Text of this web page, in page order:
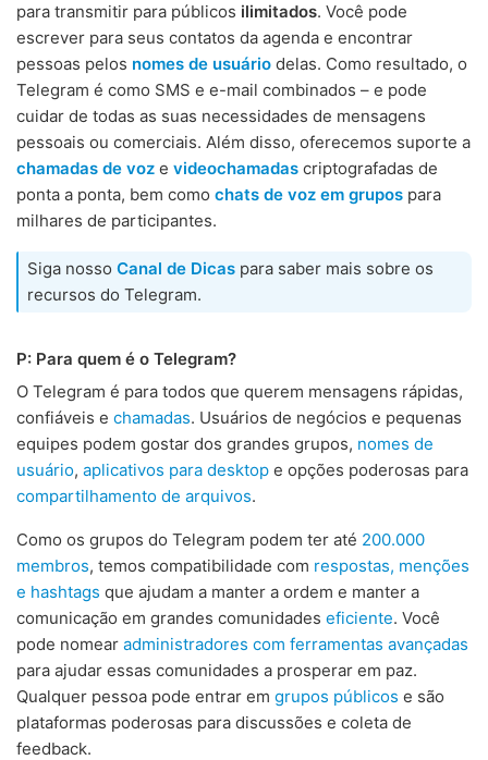
para transmitir para públicos ilimitados. Você pode
escrever para seus contatos da agenda e encontrar
pessoas pelos nomes de usuário delas. Como resultado, o
Telegram é como SMS e e-mail combinados – e pode
cuidar de todas as suas necessidades de mensagens
pessoais ou comerciais. Além disso, oferecemos suporte a
chamadas de voz e videochamadas criptografadas de
ponta a ponta, bem como chats de voz em grupos para
milhares de participantes.
Siga nosso Canal de Dicas para saber mais sobre os
recursos do Telegram.
P: Para quem é o Telegram?
O Telegram é para todos que querem mensagens rápidas,
confiáveis e chamadas. Usuários de negócios e pequenas
equipes podem gostar dos grandes grupos, nomes de
usuário, aplicativos para desktop e opções poderosas para
compartilhamento de arquivos.
Como os grupos do Telegram podem ter até 200.000
membros, temos compatibilidade com respostas, menções
e hashtags que ajudam a manter a ordem e manter a
comunicação em grandes comunidades eficiente. Você
pode nomear administradores com ferramentas avançadas
para ajudar essas comunidades a prosperar em paz.
Qualquer pessoa pode entrar em grupos públicos e são
plataformas poderosas para discussões e coleta de
feedback.